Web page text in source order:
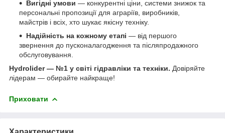
Вигідні умови — конкурентні ціни, системи знижок та
персональні пропозиції для аграріїв, виробників,
майстрів і всіх, хто шукає якісну техніку.
Надійність на кожному етапі — від першого
звернення до пусконалагодження та післяпродажного
обслуговування.
Hydrolider — №1 у світі гідравліки та техніки. Довіряйте
лідерам — обирайте найкраще!
Приховати